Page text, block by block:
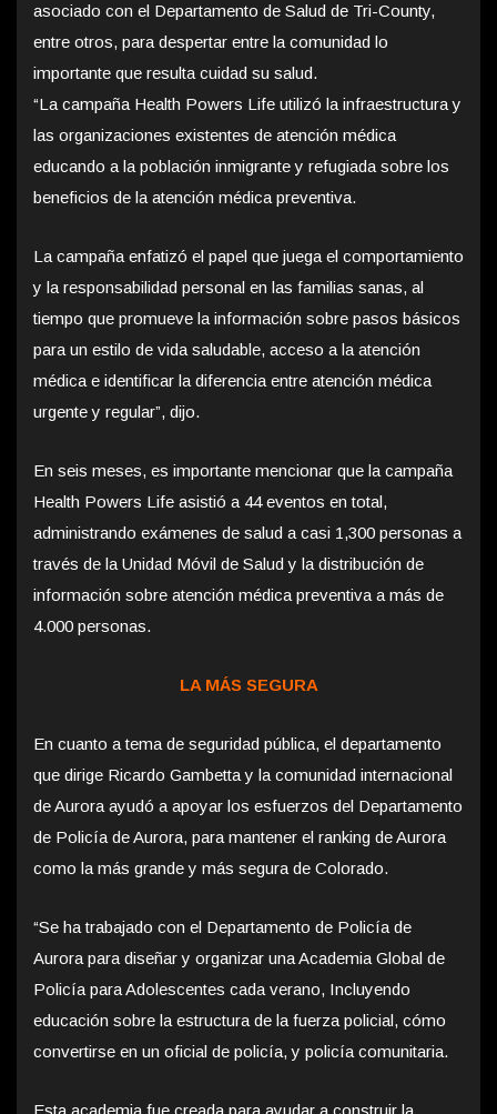
asociado con el Departamento de Salud de Tri-County,
entre otros, para despertar entre la comunidad lo
importante que resulta cuidad su salud.
“La campaña Health Powers Life utilizó la infraestructura y
las organizaciones existentes de atención médica
educando a la población inmigrante y refugiada sobre los
beneficios de la atención médica preventiva.
La campaña enfatizó el papel que juega el comportamiento
y la responsabilidad personal en las familias sanas, al
tiempo que promueve la información sobre pasos básicos
para un estilo de vida saludable, acceso a la atención
médica e identificar la diferencia entre atención médica
urgente y regular”, dijo.
En seis meses, es importante mencionar que la campaña
Health Powers Life asistió a 44 eventos en total,
administrando exámenes de salud a casi 1,300 personas a
través de la Unidad Móvil de Salud y la distribución de
información sobre atención médica preventiva a más de
4.000 personas.
LA MÁS SEGURA
En cuanto a tema de seguridad pública, el departamento
que dirige Ricardo Gambetta y la comunidad internacional
de Aurora ayudó a apoyar los esfuerzos del Departamento
de Policía de Aurora, para mantener el ranking de Aurora
como la más grande y más segura de Colorado.
“Se ha trabajado con el Departamento de Policía de
Aurora para diseñar y organizar una Academia Global de
Policía para Adolescentes cada verano, Incluyendo
educación sobre la estructura de la fuerza policial, cómo
convertirse en un oficial de policía, y policía comunitaria.
Esta academia fue creada para ayudar a construir la